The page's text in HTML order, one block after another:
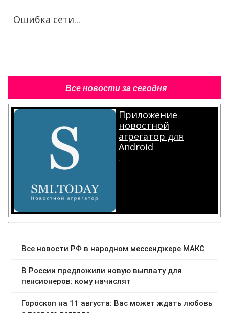
Ошибка сети...
Все новости за сегодня
Приложение
новостной
агрегатор для
Android
.